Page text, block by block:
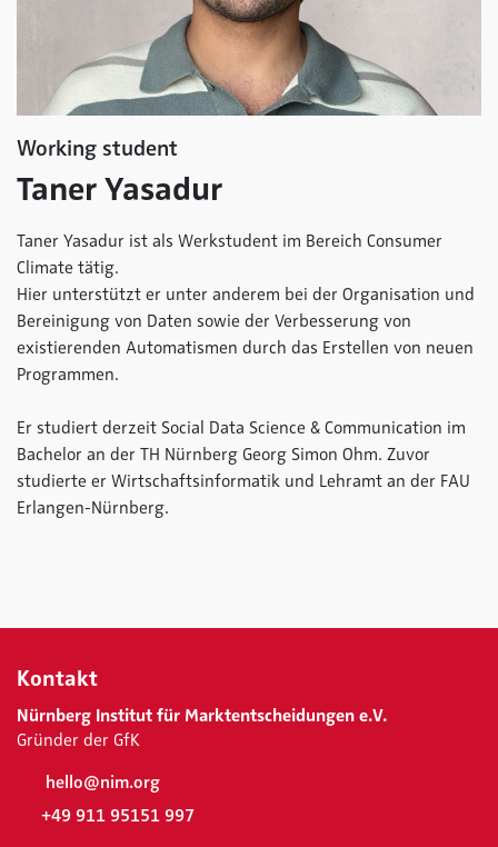
Working student
Taner Yasadur
Taner Yasadur ist als Werkstudent im Bereich Consumer
Climate tätig.
Hier unterstützt er unter anderem bei der Organisation und
Bereinigung von Daten sowie der Verbesserung von
existierenden Automatismen durch das Erstellen von neuen
Programmen.
Er studiert derzeit Social Data Science & Communication im
Bachelor an der TH Nürnberg Georg Simon Ohm. Zuvor
studierte er Wirtschaftsinformatik und Lehramt an der FAU
Erlangen-Nürnberg.
Kontakt
Nürnberg Institut für Marktentscheidungen e.V.
Gründer der GfK
hello@nim.org
+49 911 95151 997